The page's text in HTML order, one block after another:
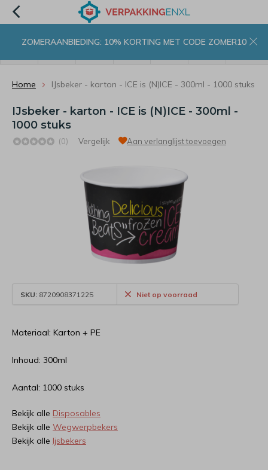
ZOMERAANBIEDING: 10% KORTING MET CODE ZOMER10
Home IJsbeker - karton - ICE is (N)ICE - 300ml - 1000 stuks
IJsbeker - karton - ICE is (N)ICE - 300ml -
1000 stuks
(0) Vergelijk Aan verlanglijst toevoegen
SKU: 8720908371225 Niet op voorraad
Materiaal: Karton + PE
Inhoud: 300ml
Aantal: 1000 stuks
Bekijk alle Disposables
Bekijk alle Wegwerpbekers
Bekijk alle Ijsbekers